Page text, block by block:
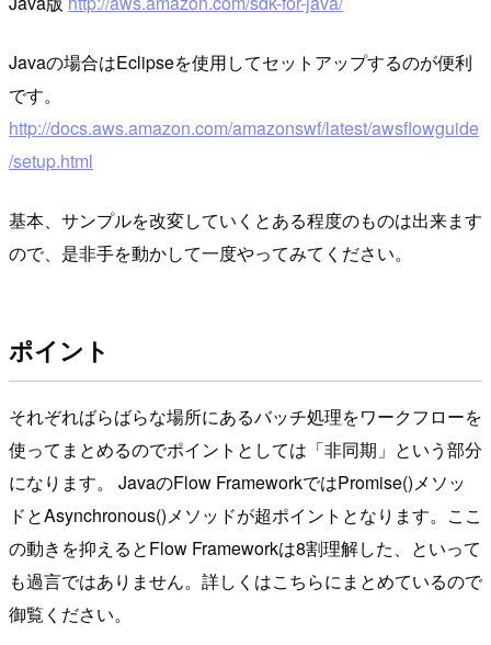
Javaの場合はEclipseを使用してセットアップするのが便利
です。
http://docs.aws.amazon.com/amazonswf/latest/awsflowguide
/setup.html
基本、サンプルを改変していくとある程度のものは出来ます
ので、是非手を動かして一度やってみてください。
ポイント
それぞればらばらな場所にあるバッチ処理をワークフローを
使ってまとめるのでポイントとしては「非同期」という部分
になります。 JavaのFlow FrameworkではPromise()メソッ
ドとAsynchronous()メソッドが超ポイントとなります。ここ
の動きを抑えるとFlow Frameworkは8割理解した、といって
も過言ではありません。詳しくはこちらにまとめているので
御覧ください。